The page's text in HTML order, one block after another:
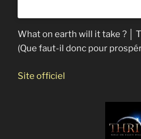
What on earth will it take ? │
(Que faut-il donc pour
Site officiel